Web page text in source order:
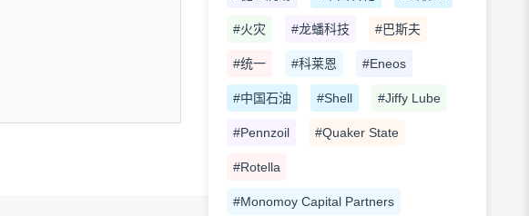
#火灾 #龙蟠科技 #巴斯夫
#统一 #科莱恩 #Eneos
#中国石油 #Shell #Jiffy Lube
#Pennzoil #Quaker State
#Rotella
#Monomoy Capital Partners